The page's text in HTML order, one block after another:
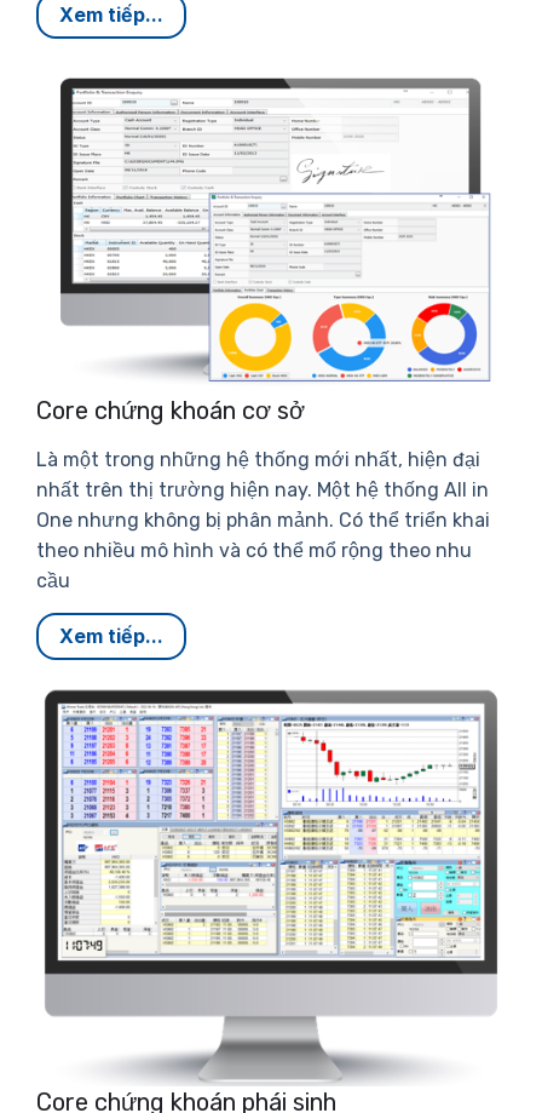
Xem tiếp...
Core chứng khoán cơ sở
Là một trong những hệ thống mới nhất, hiện đại
nhất trên thị trường hiện nay. Một hệ thống All in
One nhưng không bị phân mảnh. Có thể triển khai
theo nhiều mô hình và có thể mổ rộng theo nhu
cầu
Xem tiếp...
Core chứng khoán phái sinh